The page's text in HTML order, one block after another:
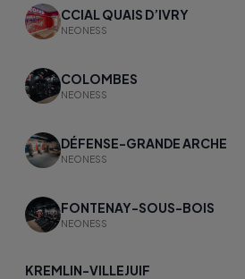
CCIAL QUAIS D’IVRY
NEONESS
COLOMBES
NEONESS
DÉFENSE-GRANDE ARCHE
NEONESS
FONTENAY-SOUS-BOIS
NEONESS
KREMLIN-VILLEJUIF